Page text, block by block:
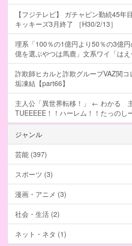
【フジテレビ】 ガチャピン勤続45
キッキーズ3月終了 ［H30/2/13］
理系「100％の1億円より50％の3億
億を選ぶやつは馬鹿」文系ワイ「はえ
詐欺師ヒカルと詐欺グループVAZ関
垢凍結【part66】
主人公「異世界転移！」 ← わかる
TUEEEEE！！ハーレム！！たっのし
ジャンル
芸能 (397)
スポーツ (3)
漫画・アニメ (3)
社会・生活 (2)
ネット・ネタ (1)